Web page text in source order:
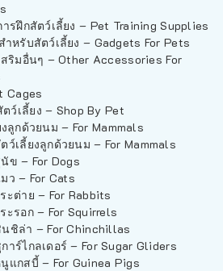
รฝึกสัตว์เลี้ยง – Pet Training Supplies
ำหรับสัตว์เลี้ยง – Gadgets For Pets
ริมอื่นๆ – Other Accessories For
Cages
ว์เลี้ยง – Shop By Pet
ลูกด้วยนม – For Mammals
ว์เลี้ยงลูกด้วยนม – For Mammals
ข – For Dogs
ว – For Cats
ะต่าย – For Rabbits
ะรอก – For Squirrels
ชิล่า – For Chinchillas
าร์ไกลเดอร์ – For Sugar Gliders
แกสบี้ – For Guinea Pigs